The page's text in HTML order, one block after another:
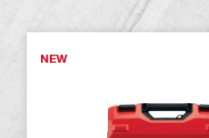
NEW